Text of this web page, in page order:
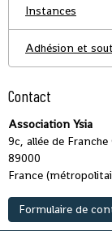
Instances
Adhésion et
Contact
Association Ysia
9c, allée de
89000
France
Formulaire de